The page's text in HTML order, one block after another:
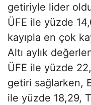
getiriyle lider
ÜFE ile yüzde
kayıpla en çok
Altı aylık
ÜFE ile yüzde
getiri sağlarken,
ile yüzde 18,29,